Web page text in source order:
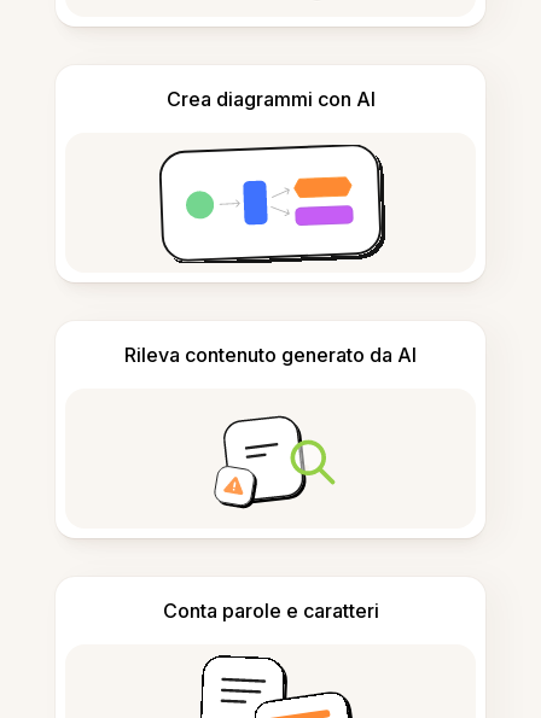
Crea diagrammi con AI
Rileva contenuto generato da AI
Conta parole e caratteri